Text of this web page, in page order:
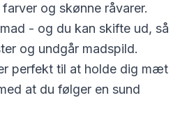
og skønne råvarer.
- og du kan skifte ud, så
og undgår madspild.
perfekt til at holde dig mæt
at du følger en sund